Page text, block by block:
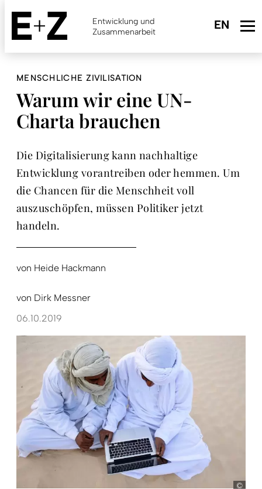
Skip
main
content
Entwicklung und
Zusammenarbeit
MENSCHLICHE ZIVILISATION
Warum wir eine UN-
Charta brauchen
Die Digitalisierung kann nachhaltige
Entwicklung vorantreiben oder hemmen. Um
die Chancen für die Menschheit voll
auszuschöpfen, müssen Politiker jetzt
handeln.
von Heide Hackmann
von Dirk Messner
06.10.2019